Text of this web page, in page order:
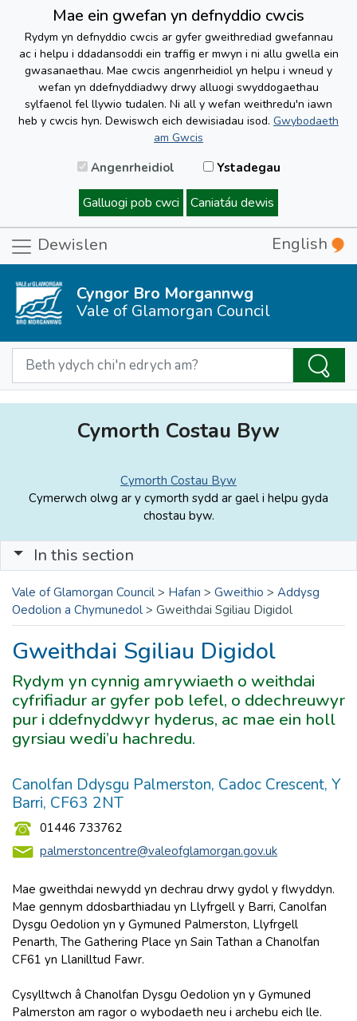
Mae ein gwefan yn defnyddio cwcis
Rydym yn defnyddio cwcis ar gyfer gweithrediad gwefannau
ac i helpu i ddadansoddi ein traffig er mwyn i ni allu gwella ein
gwasanaethau. Mae cwcis angenrheidiol yn helpu i wneud y
wefan yn ddefnyddiadwy drwy alluogi swyddogaethau
sylfaenol fel llywio tudalen. Ni all y wefan weithredu'n iawn
heb y cwcis hyn. Dewiswch eich dewisiadau isod. Gwybodaeth
am Gwcis
Angenrheidiol Ystadegau
Galluogi pob cwci Caniatáu dewis
Dewislen English
Cyngor Bro Morgannwg
Vale of Glamorgan Council
Cymorth Costau Byw
Cymorth Costau Byw
Cymerwch olwg ar y cymorth sydd ar gael i helpu gyda
chostau byw.
In this section
Vale of Glamorgan Council > Hafan > Gweithio > Addysg
Oedolion a Chymunedol > Gweithdai Sgiliau Digidol
Gweithdai Sgiliau Digidol
Rydym yn cynnig amrywiaeth o weithdai
cyfrifiadur ar gyfer pob lefel, o ddechreuwyr
pur i ddefnyddwyr hyderus, ac mae ein holl
gyrsiau wedi’u hachredu.
Canolfan Ddysgu Palmerston, Cadoc Crescent, Y
Barri, CF63 2NT
01446 733762
palmerstoncentre@valeofglamorgan.gov.uk
Mae gweithdai newydd yn dechrau drwy gydol y flwyddyn.
Mae gennym ddosbarthiadau yn Llyfrgell y Barri, Canolfan
Dysgu Oedolion yn y Gymuned Palmerston, Llyfrgell
Penarth, The Gathering Place yn Sain Tathan a Chanolfan
CF61 yn Llanilltud Fawr.
Cysylltwch â Chanolfan Dysgu Oedolion yn y Gymuned
Palmerston am ragor o wybodaeth neu i archebu eich lle.